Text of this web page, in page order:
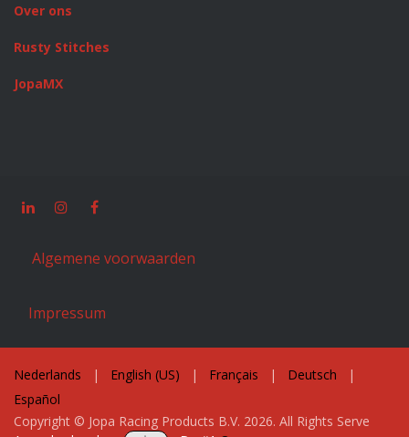
Over ons
Rusty Stitches
JopaMX
Algemene voorwaarden
Impressum
Copyright © Jopa Racing Products B.V. 2026. All Rights Serve
Nederlands | English (US) | Français | Deutsch
|
Español